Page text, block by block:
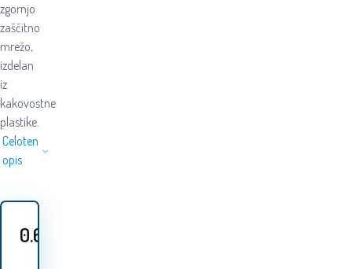
zgornjo
zaščitno
mrežo,
izdelan
iz
kakovostne
plastike.
Celoten
opis
0.60